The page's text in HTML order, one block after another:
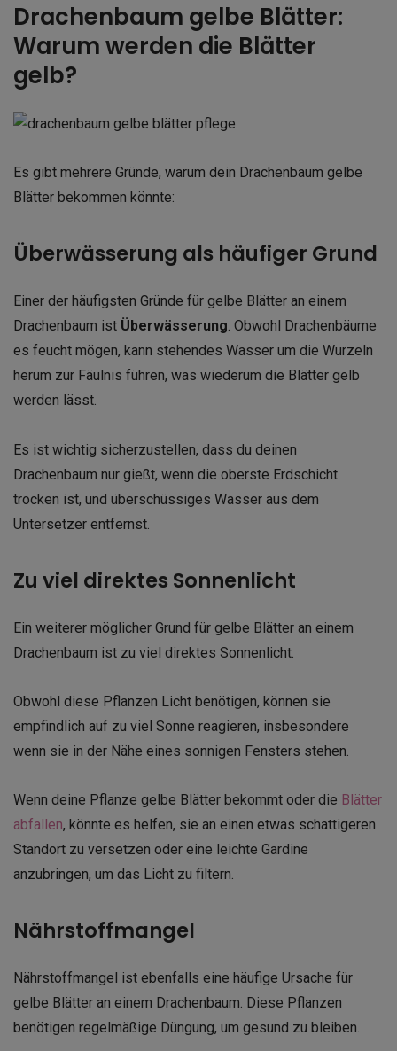
Drachenbaum gelbe Blätter:
Warum werden die Blätter
gelb?
Es gibt mehrere Gründe, warum dein Drachenbaum gelbe
Blätter bekommen könnte:
Überwässerung als häufiger Grund
Einer der häufigsten Gründe für gelbe Blätter an einem
Drachenbaum ist Überwässerung. Obwohl Drachenbäume
es feucht mögen, kann stehendes Wasser um die Wurzeln
herum zur Fäulnis führen, was wiederum die Blätter gelb
werden lässt.
Es ist wichtig sicherzustellen, dass du deinen
Drachenbaum nur gießt, wenn die oberste Erdschicht
trocken ist, und überschüssiges Wasser aus dem
Untersetzer entfernst.
Zu viel direktes Sonnenlicht
Ein weiterer möglicher Grund für gelbe Blätter an einem
Drachenbaum ist zu viel direktes Sonnenlicht.
Obwohl diese Pflanzen Licht benötigen, können sie
empfindlich auf zu viel Sonne reagieren, insbesondere
wenn sie in der Nähe eines sonnigen Fensters stehen.
Wenn deine Pflanze gelbe Blätter bekommt oder die Blätter
abfallen, könnte es helfen, sie an einen etwas schattigeren
Standort zu versetzen oder eine leichte Gardine
anzubringen, um das Licht zu filtern.
Nährstoffmangel
Nährstoffmangel ist ebenfalls eine häufige Ursache für
gelbe Blätter an einem Drachenbaum. Diese Pflanzen
benötigen regelmäßige Düngung, um gesund zu bleiben.